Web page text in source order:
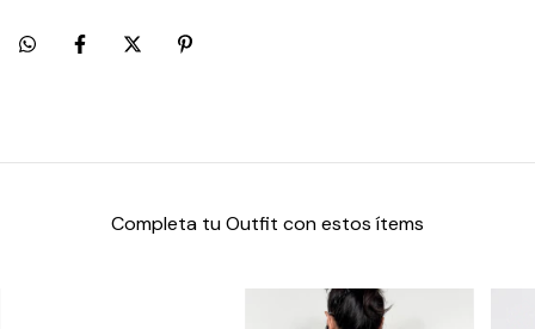
Completa tu Outfit con estos ítems